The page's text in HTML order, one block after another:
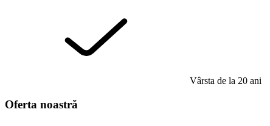
Vârsta de la 20 ani
Oferta noastră